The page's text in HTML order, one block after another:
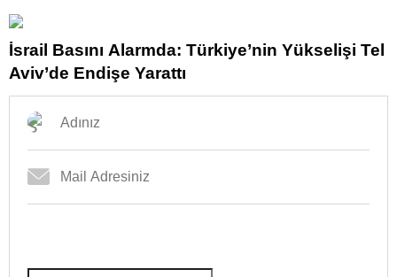
İsrail Basını Alarmda: Türkiye’nin Yükselişi Tel
Aviv’de Endişe Yarattı